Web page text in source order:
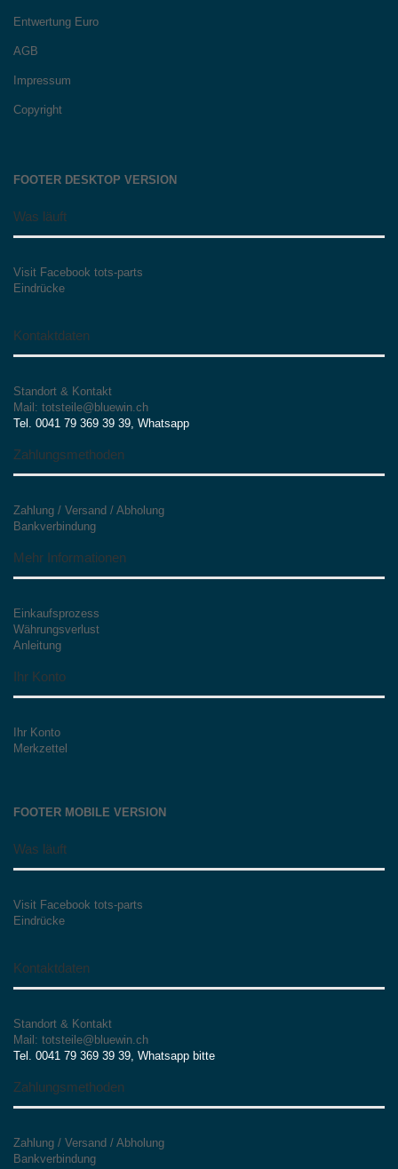
Entwertung Euro
AGB
Impressum
Copyright
FOOTER DESKTOP VERSION
Was läuft
Visit Facebook tots-parts
Eindrücke
Kontaktdaten
Standort & Kontakt
Mail: totsteile@bluewin.ch
Tel. 0041 79 369 39 39, Whatsapp
Zahlungsmethoden
Zahlung / Versand / Abholung
Bankverbindung
Mehr Informationen
Einkaufsprozess
Währungsverlust
Anleitung
Ihr Konto
Ihr Konto
Merkzettel
FOOTER MOBILE VERSION
Was läuft
Visit Facebook tots-parts
Eindrücke
Kontaktdaten
Standort & Kontakt
Mail: totsteile@bluewin.ch
Tel. 0041 79 369 39 39, Whatsapp bitte
Zahlungsmethoden
Zahlung / Versand / Abholung
Bankverbindung